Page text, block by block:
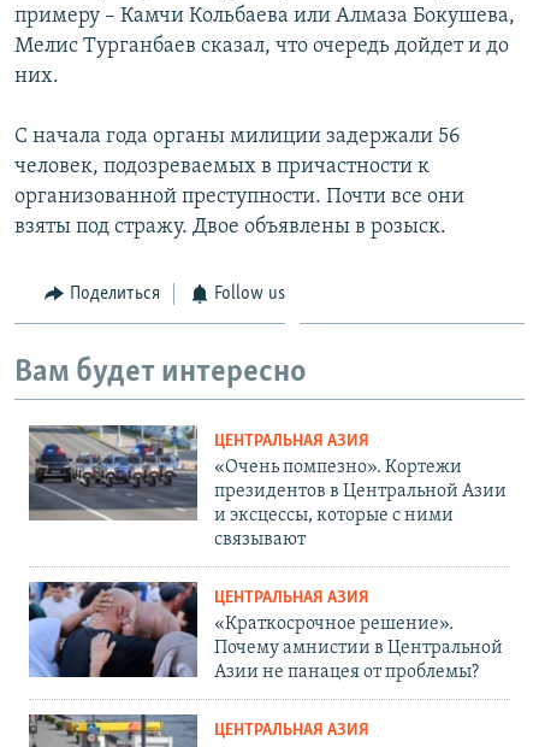
примеру – Камчи Кольбаева или Алмаза Бокушева,
Мелис Турганбаев сказал, что очередь дойдет и до
них.
С начала года органы милиции задержали 56
человек, подозреваемых в причастности к
организованной преступности. Почти все они
взяты под стражу. Двое объявлены в розыск.
Поделиться Follow us
Вам будет интересно
ЦЕНТРАЛЬНАЯ АЗИЯ
«Очень помпезно». Кортежи
президентов в Центральной Азии
и эксцессы, которые с ними
связывают
ЦЕНТРАЛЬНАЯ АЗИЯ
«Краткосрочное решение».
Почему амнистии в Центральной
Азии не панацея от проблемы?
ЦЕНТРАЛЬНАЯ АЗИЯ